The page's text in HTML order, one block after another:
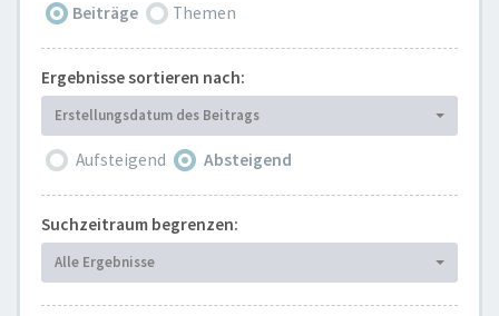
Beiträge
Themen
Ergebnisse sortieren nach:
Erstellungsdatum des Beitrags
Aufsteigend Absteigend
Suchzeitraum begrenzen:
Alle Ergebnisse